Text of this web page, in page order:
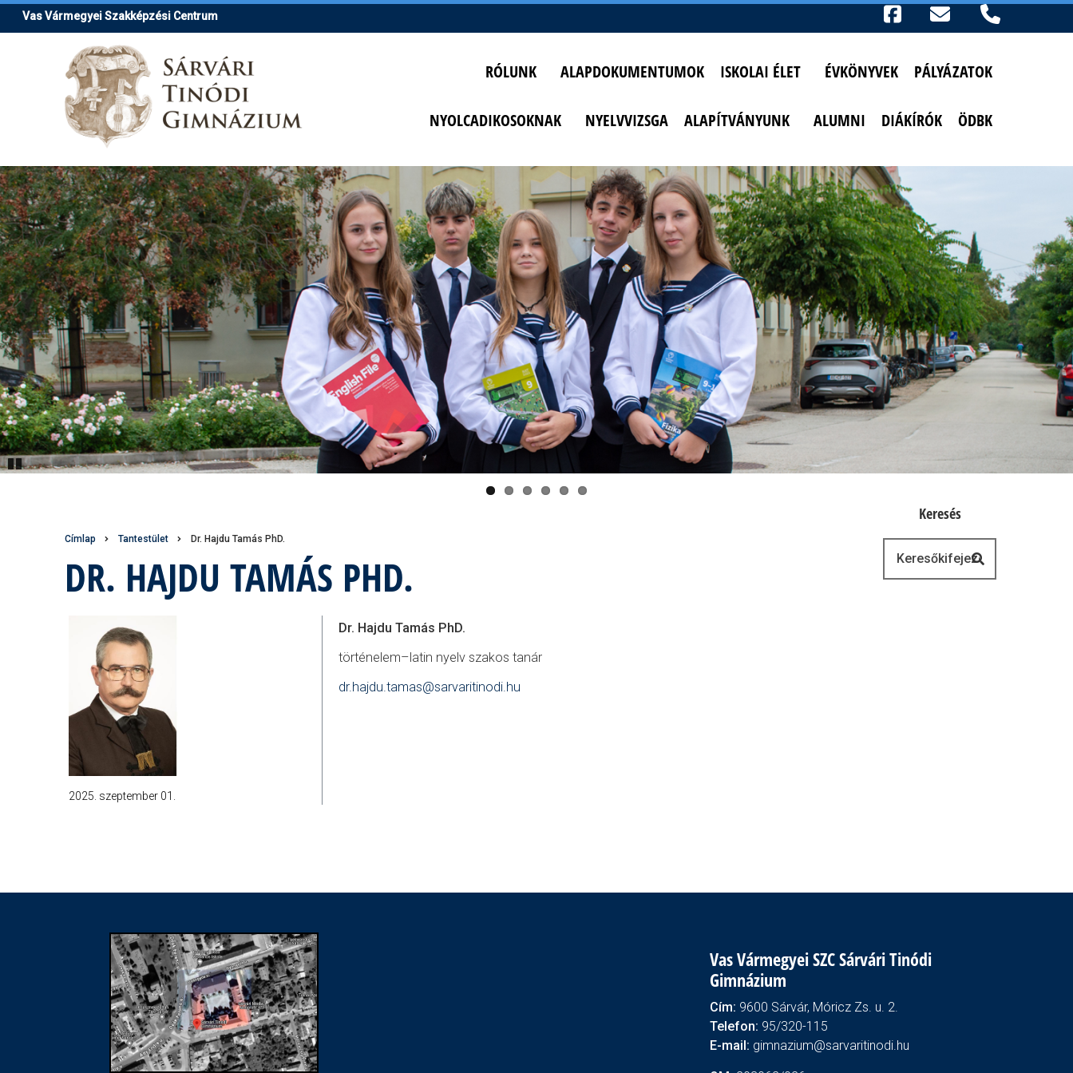
UgrásVas Vármegyei Szakképzési Centrum
RÓLUNK ALAPDOKUMENTUMOK ISKOLAI ÉLET ÉVKÖNYVEK PÁLYÁZATOK
NYOLCADIKOSOKNAK NYELVVIZSGA ALAPÍTVÁNYUNK ALUMNI DIÁKÍRÓK ÖDBK
Morzsa
Címlap Tantestület Dr. Hajdu Tamás PhD.
DR. HAJDU TAMÁS PHD.
Dr. Hajdu Tamás PhD.
történelem–latin nyelv szakos tanár
dr.hajdu.tamas@sarvaritinodi.hu
2025. szeptember 01.
Keresés
Vas Vármegyei SZC Sárvári Tinódi
Gimnázium
Cím: 9600 Sárvár, Móricz Zs. u. 2.
Telefon: 95/320-115
E-mail: gimnazium@sarvaritinodi.hu